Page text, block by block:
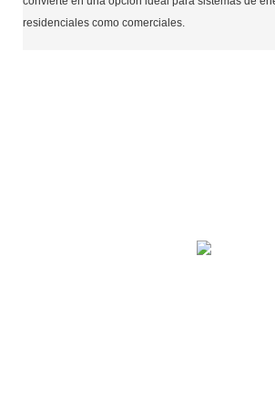
residenciales como comerciales.